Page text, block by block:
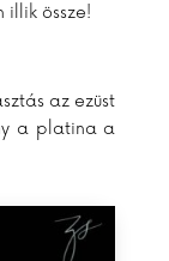
illik össze!
az ezüst
a platina a